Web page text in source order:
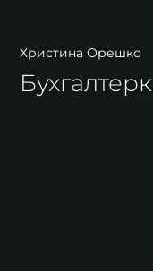
Христина Орешко